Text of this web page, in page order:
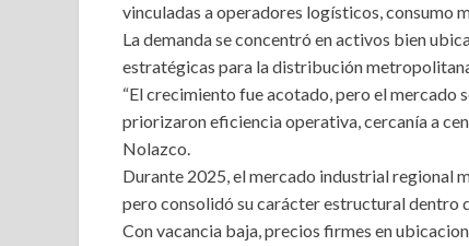
vinculadas a operadores logísticos, consumo
La demanda se concentró en activos bien
estratégicas para la distribución
“El crecimiento fue acotado, pero el mercado
priorizaron eficiencia operativa, cercanía a
Nolazco.
Durante 2025, el mercado industrial regional
pero consolidó su carácter estructural dentro
Con vacancia baja, precios firmes en